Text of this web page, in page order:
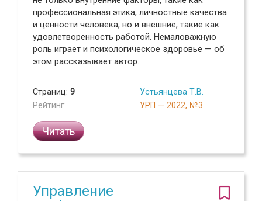
профессиональная этика, личностные качества
и ценности человека, но и внешние, такие как
удовлетворенность работой. Немаловажную
роль играет и психологическое здоровье — об
этом рассказывает автор.
Страниц: 9
Рейтинг:
Устьянцева Т.В.
УРП — 2022, №3
Читать
Управление